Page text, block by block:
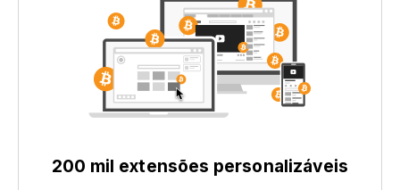
200 mil extensões personalizáveis